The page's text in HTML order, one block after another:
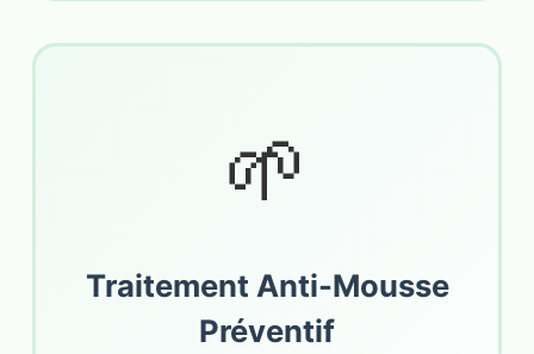
🌱
Traitement Anti-Mousse
Préventif